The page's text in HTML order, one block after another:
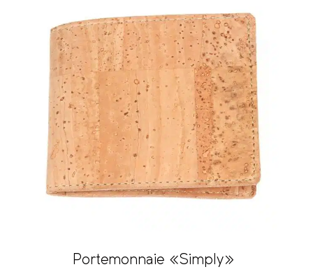
Portemonnaie «Simply»